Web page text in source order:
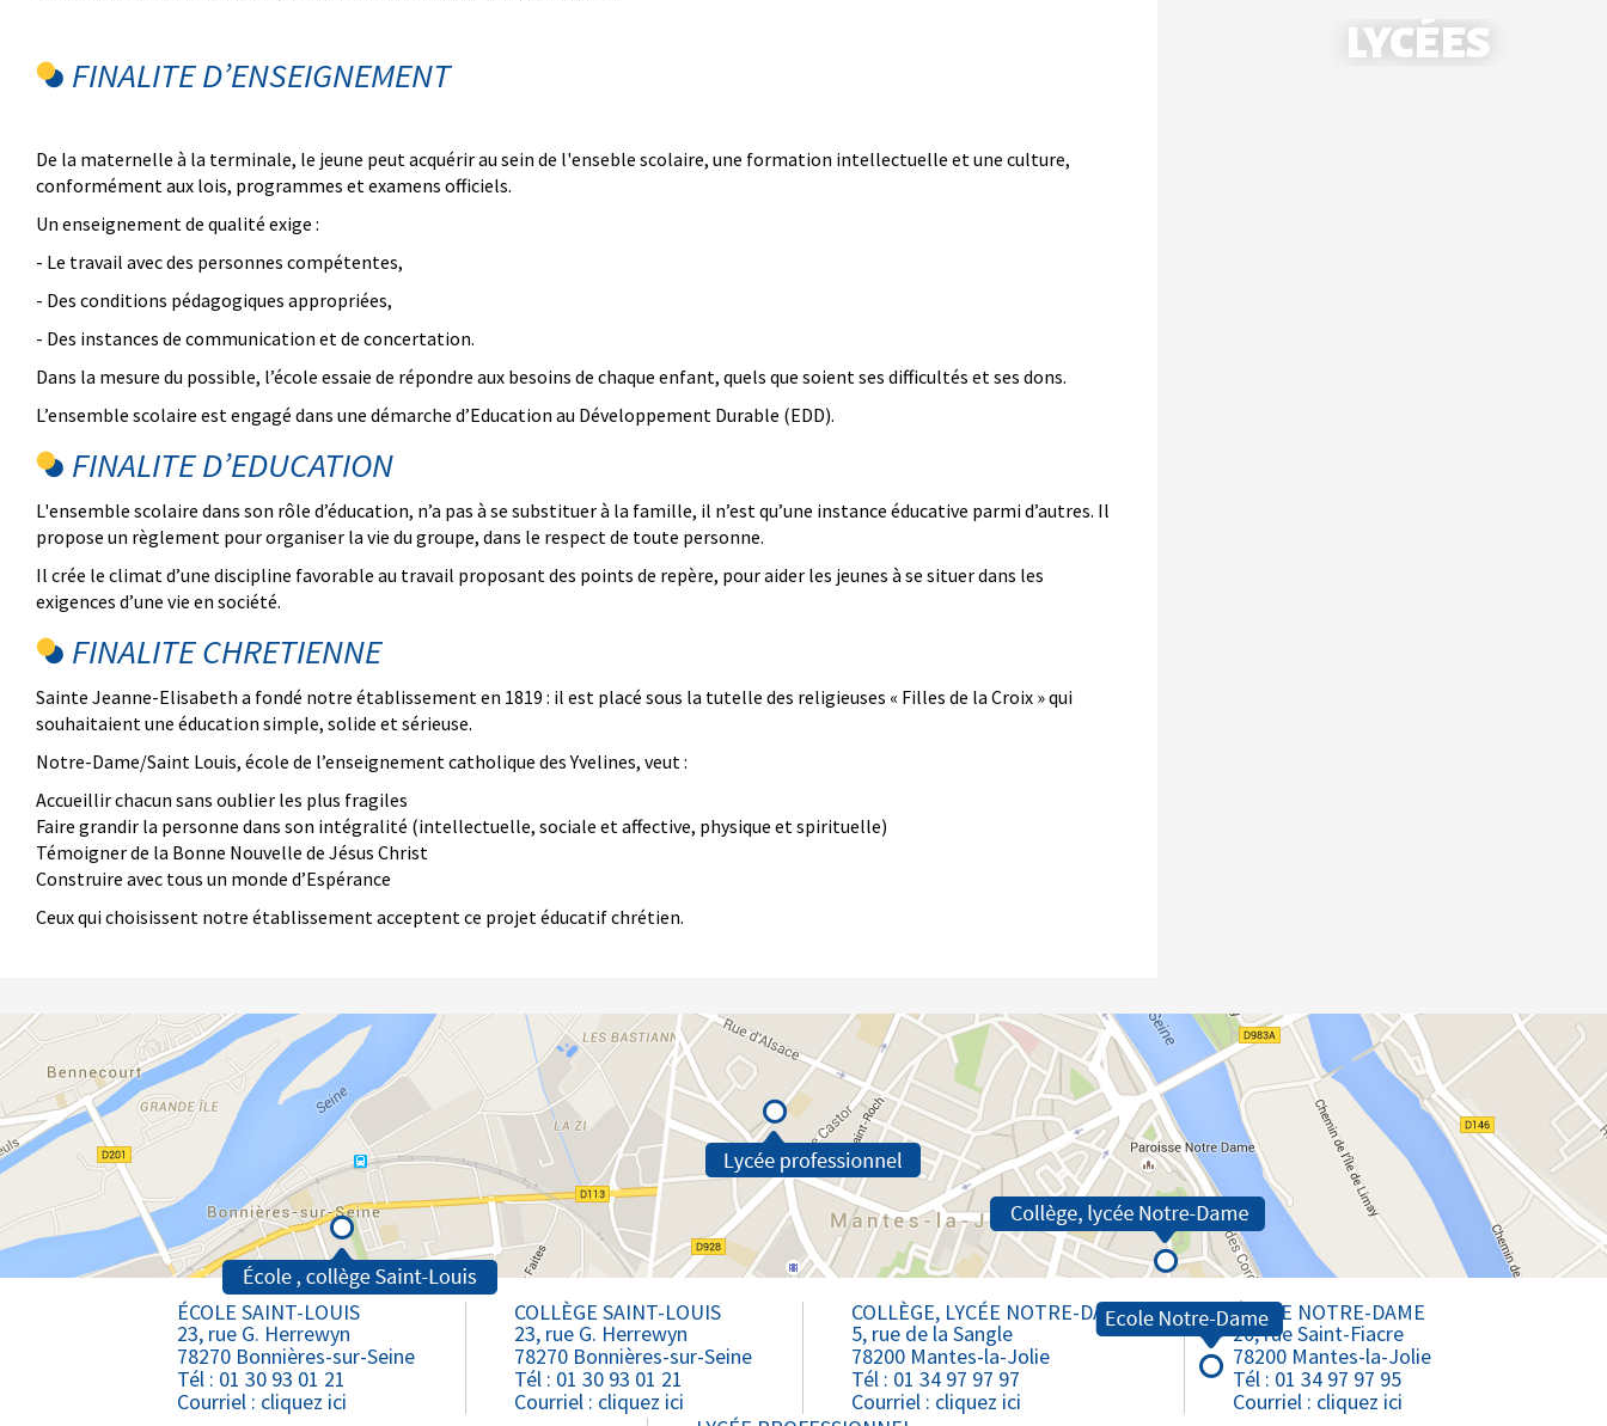
École Saint-Louis - Bonnières
LYCÉES
FINALITE D’ENSEIGNEMENT
De la maternelle à la terminale, le jeune peut acquérir au sein de l'enseble scolaire, une formation intellectuelle et une culture,
conformément aux lois, programmes et examens officiels.
Un enseignement de qualité exige :
- Le travail avec des personnes compétentes,
- Des conditions pédagogiques appropriées,
- Des instances de communication et de concertation.
Dans la mesure du possible, l’école essaie de répondre aux besoins de chaque enfant, quels que soient ses difficultés et ses dons.
L’ensemble scolaire est engagé dans une démarche d’Education au Développement Durable (EDD).
FINALITE D’EDUCATION
L'ensemble scolaire dans son rôle d’éducation, n’a pas à se substituer à la famille, il n’est qu’une instance éducative parmi d’autres. Il
propose un règlement pour organiser la vie du groupe, dans le respect de toute personne.
Il crée le climat d’une discipline favorable au travail proposant des points de repère, pour aider les jeunes à se situer dans les
exigences d’une vie en société.
FINALITE CHRETIENNE
Sainte Jeanne-Elisabeth a fondé notre établissement en 1819 : il est placé sous la tutelle des religieuses « Filles de la Croix » qui
souhaitaient une éducation simple, solide et sérieuse.
Notre-Dame/Saint Louis, école de l’enseignement catholique des Yvelines, veut :
Accueillir chacun sans oublier les plus fragiles
Faire grandir la personne dans son intégralité (intellectuelle, sociale et affective, physique et spirituelle)
Témoigner de la Bonne Nouvelle de Jésus Christ
Construire avec tous un monde d’Espérance
Ceux qui choisissent notre établissement acceptent ce projet éducatif chrétien.
ÉCOLE SAINT-LOUIS
23, rue G. Herrewyn
78270 Bonnières-sur-Seine
Tél : 01 30 93 01 21
Courriel : cliquez ici
COLLÈGE SAINT-LOUIS
23, rue G. Herrewyn
78270 Bonnières-sur-Seine
Tél : 01 30 93 01 21
Courriel : cliquez ici
COLLÈGE, LYCÉE NOTRE-DAME
5, rue de la Sangle
78200 Mantes-la-Jolie
Tél : 01 34 97 97 97
Courriel : cliquez ici
ÉCOLE NOTRE-DAME
20, rue Saint-Fiacre
78200 Mantes-la-Jolie
Tél : 01 34 97 97 95
Courriel : cliquez ici